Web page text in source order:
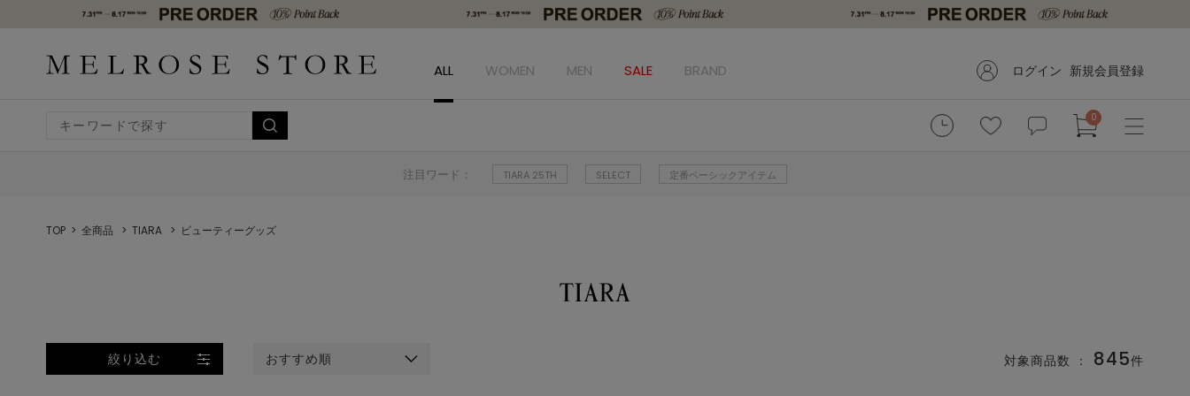
ALL WOMEN MEN SALE BRAND ログイン 新規会員登録
0
注目ワード： TIARA 25TH SELECT 定番ベーシックアイテム
TOP 全商品 TIARA ビューティーグッズ
絞り込む おすすめ順 対象商品数 ： 845件